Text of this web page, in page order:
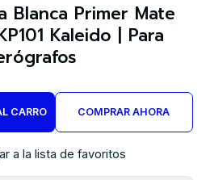
Blanca Primer Mate
Kaleido | Para
CARRO COMPRAR AHORA
a la lista de favoritos